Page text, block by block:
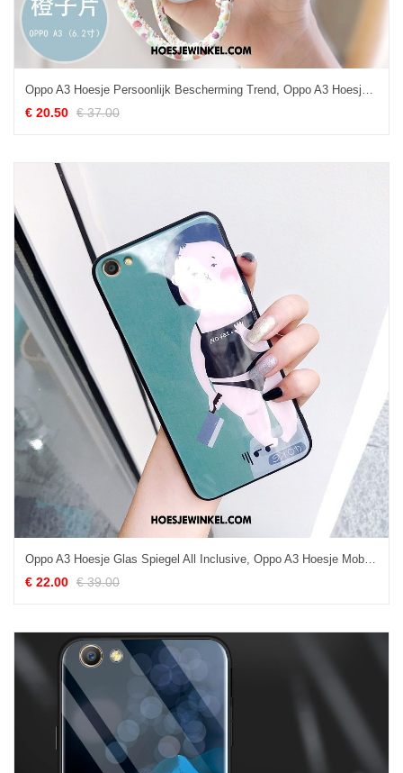
Oppo A3 Hoesje Persoonlijk Bescherming Trend, Oppo A3 Hoesje Scheppend Blauw
€ 20.50 € 37.00
Oppo A3 Hoesje Glas Spiegel All Inclusive, Oppo A3 Hoesje Mobiele Telefoon Anti-fall
€ 22.00 € 39.00